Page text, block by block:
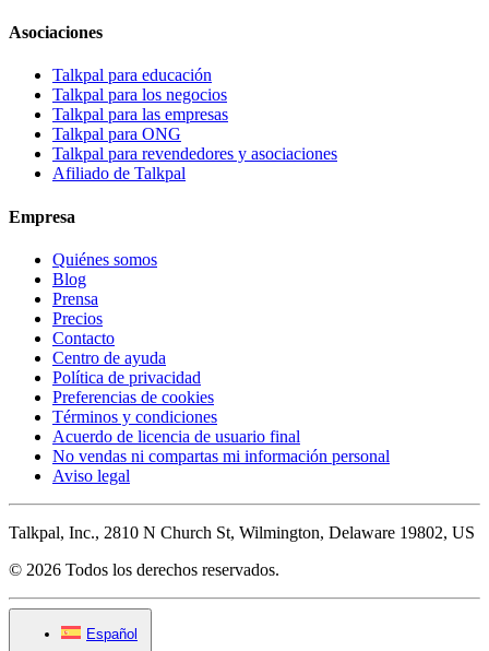
Asociaciones
Talkpal para educación
Talkpal para los negocios
Talkpal para las empresas
Talkpal para ONG
Talkpal para revendedores y asociaciones
Afiliado de Talkpal
Empresa
Quiénes somos
Blog
Prensa
Precios
Contacto
Centro de ayuda
Política de privacidad
Preferencias de cookies
Términos y condiciones
Acuerdo de licencia de usuario final
No vendas ni compartas mi información personal
Aviso legal
Talkpal, Inc., 2810 N Church St, Wilmington, Delaware 19802, US
© 2026 Todos los derechos reservados.
Español